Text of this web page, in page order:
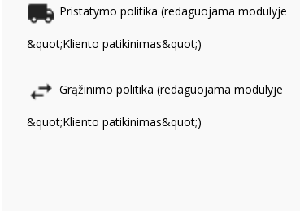
Pristatymo politika (redaguojama modulyje
&quot;Kliento patikinimas&quot;)
Grąžinimo politika (redaguojama modulyje
&quot;Kliento patikinimas&quot;)